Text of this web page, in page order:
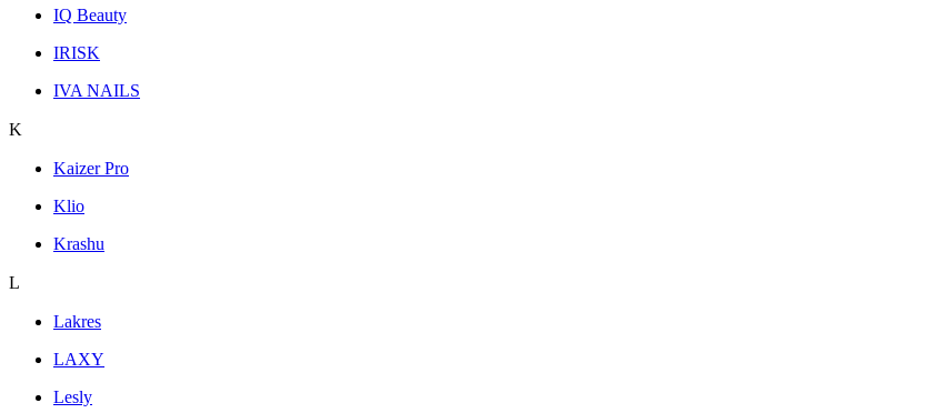
IQ Beauty
IRISK
IVA NAILS
K
Kaizer Pro
Klio
Krashu
L
Lakres
LAXY
Lesly